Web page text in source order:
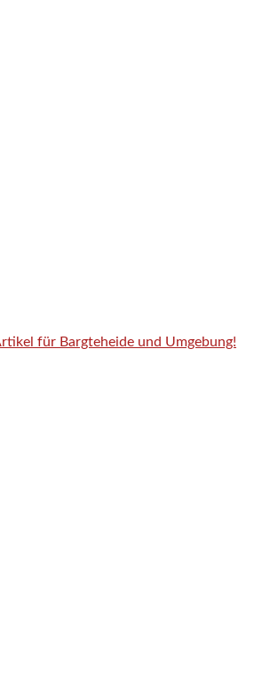
für Bargteheide und Umgebung!